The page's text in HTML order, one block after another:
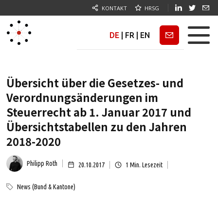
KONTAKT HRSG
DE FR EN Newsletter
Übersicht über die Gesetzes- und
Verordnungsänderungen im
Steuerrecht ab 1. Januar 2017 und
Übersichtstabellen zu den Jahren
2018-2020
Philipp Roth 20.10.2017 1 Min. Lesezeit
News (Bund & Kantone)